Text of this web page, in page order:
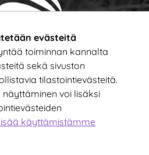
evästeitä
toiminnan kannalta
sekä sivuston
tilastointievästeitä.
voi lisäksi
käyttämistämme
uutiskirje!